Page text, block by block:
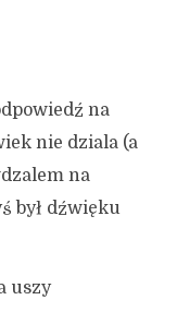
na
nie dziala (a
na
był dźwięku
uszy